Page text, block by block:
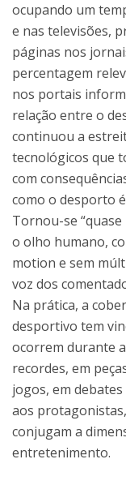
ocupando um
e nas televisões,
páginas nos
percentagem
nos portais
relação entre o
continuou a
tecnológicos que
com
como o desporto
Tornou-se
o olho humano,
motion e sem
voz dos
Na prática, a
desportivo tem
ocorrem durante
recordes, em
jogos, em
aos
conjugam a
entretenimento.